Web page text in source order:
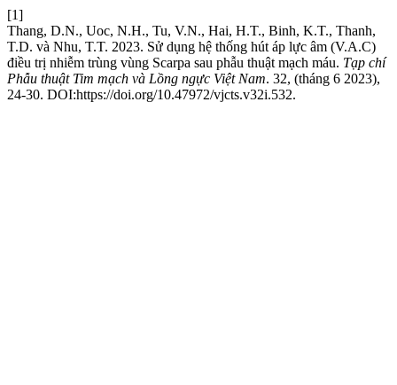
[1]
Thang, D.N., Uoc, N.H., Tu, V.N., Hai, H.T., Binh, K.T., Thanh,
T.D. và Nhu, T.T. 2023. Sử dụng hệ thống hút áp lực âm (V.A.C)
điều trị nhiễm trùng vùng Scarpa sau phẫu thuật mạch máu. Tạp chí
Phẫu thuật Tim mạch và Lồng ngực Việt Nam. 32, (tháng 6 2023),
24-30. DOI:https://doi.org/10.47972/vjcts.v32i.532.